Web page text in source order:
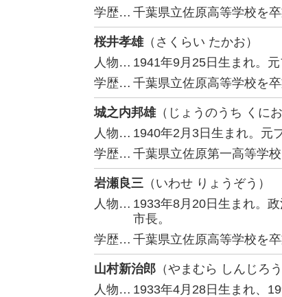
学歴… 千葉県立佐原高等学校を
桜井孝雄（さくらい たかお）
人物… 1941年9月25日生まれ。
学歴… 千葉県立佐原高等学校を
城之内邦雄（じょうのうち くにお
人物… 1940年2月3日生まれ。元
学歴… 千葉県立佐原第一高等学
岩瀬良三 （いわせ りょうぞう）
人物… 1933年8月20日生まれ。
市長。
学歴… 千葉県立佐原高等学校を
山村新治郎 （やまむら しんじろう
人物… 1933年4月28日生まれ、